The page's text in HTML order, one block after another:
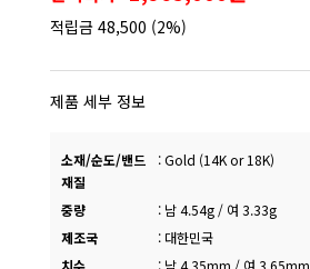
적립금 48,500 (2%)
제품 세부 정보
소재/순도/밴드
재질
:Gold (14K or 18K)
중량 : 남 4.54g / 여 3.33g
제조국
: 대한민국